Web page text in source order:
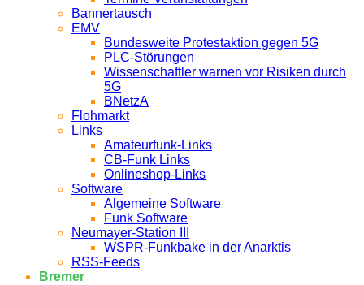
Bannertausch
EMV
Bundesweite Protestaktion gegen 5G
PLC-Störungen
Wissenschaftler warnen vor Risiken durch
5G
BNetzA
Flohmarkt
Links
Amateurfunk-Links
CB-Funk Links
Onlineshop-Links
Software
Algemeine Software
Funk Software
Neumayer-Station III
WSPR-Funkbake in der Anarktis
RSS-Feeds
Bremer